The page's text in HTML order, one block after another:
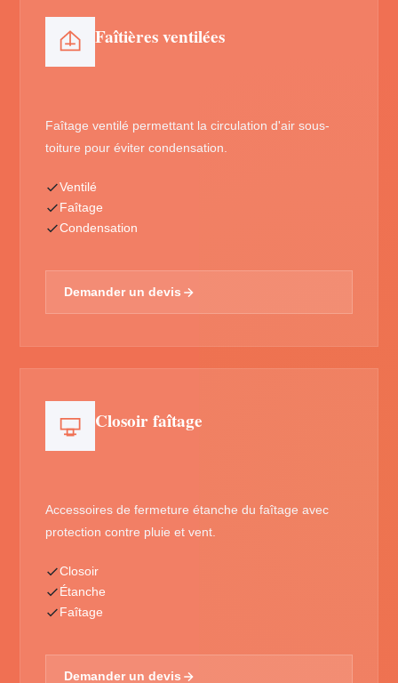
Faîtières ventilées
Faîtage ventilé permettant la circulation d'air sous-
toiture pour éviter condensation.
Ventilé
Faîtage
Condensation
Demander un devis
Closoir faîtage
Accessoires de fermeture étanche du faîtage avec
protection contre pluie et vent.
Closoir
Étanche
Faîtage
Demander un devis